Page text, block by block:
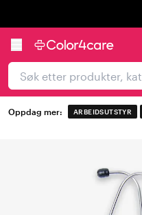
Oppdag mer: ARBEIDSUTSTYR